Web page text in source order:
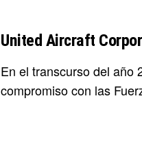
United Aircraft
En el transcurso del año
compromiso con las